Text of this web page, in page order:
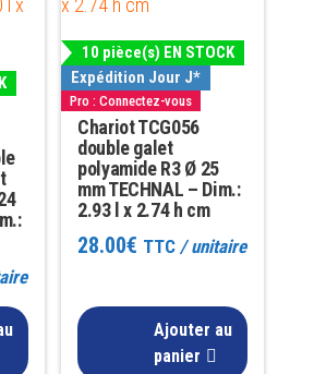
10 pièce(s) EN STOCK
Expédition Jour J*
Pro : Connectez-vous
Chariot TCG056
double galet
polyamide R3 Ø 25
mm TECHNAL – Dim.:
2.93 l x 2.74 h cm
28.00€ TTC/ unitaire
Ajouter au
panier